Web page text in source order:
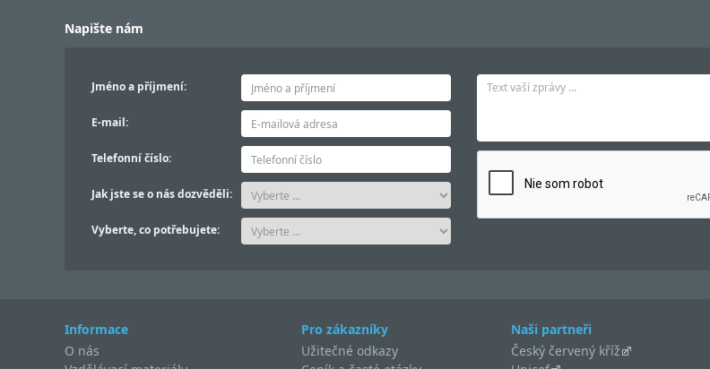
Napište nám
Jméno a příjmení:
E-mail:
Telefonní číslo:
Jak jste se o nás dozvěděli:
Vyberte, co potřebujete:
Informace
O nás
Pro zákazníky
Užitečné odkazy
Naši partneři
Český červený kříž